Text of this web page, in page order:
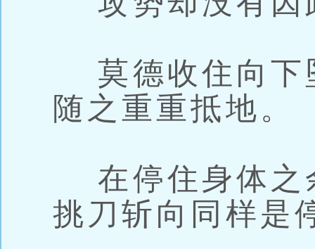
莫德收住向下
随之重重抵地。
在停住身体之
挑刀斩向同样是